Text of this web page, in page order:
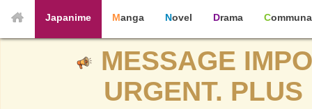
Japanime Manga Novel Drama
MESSAGE
URGENT.